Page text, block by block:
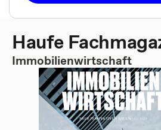
Haufe
Immobilienwirtschaft